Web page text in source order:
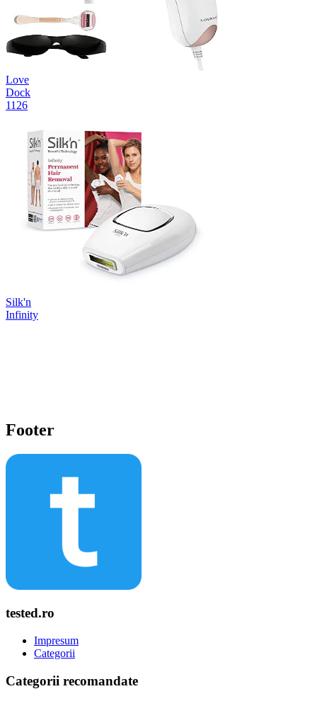
Love
Dock
1126
Silk'n
Infinity
Footer
tested.ro
Impresum
Categorii
Categorii recomandate